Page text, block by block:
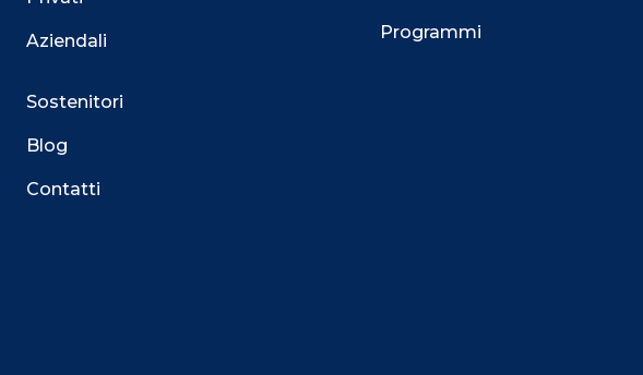
Aziendali
Sostenitori
Blog
Contatti
Programmi